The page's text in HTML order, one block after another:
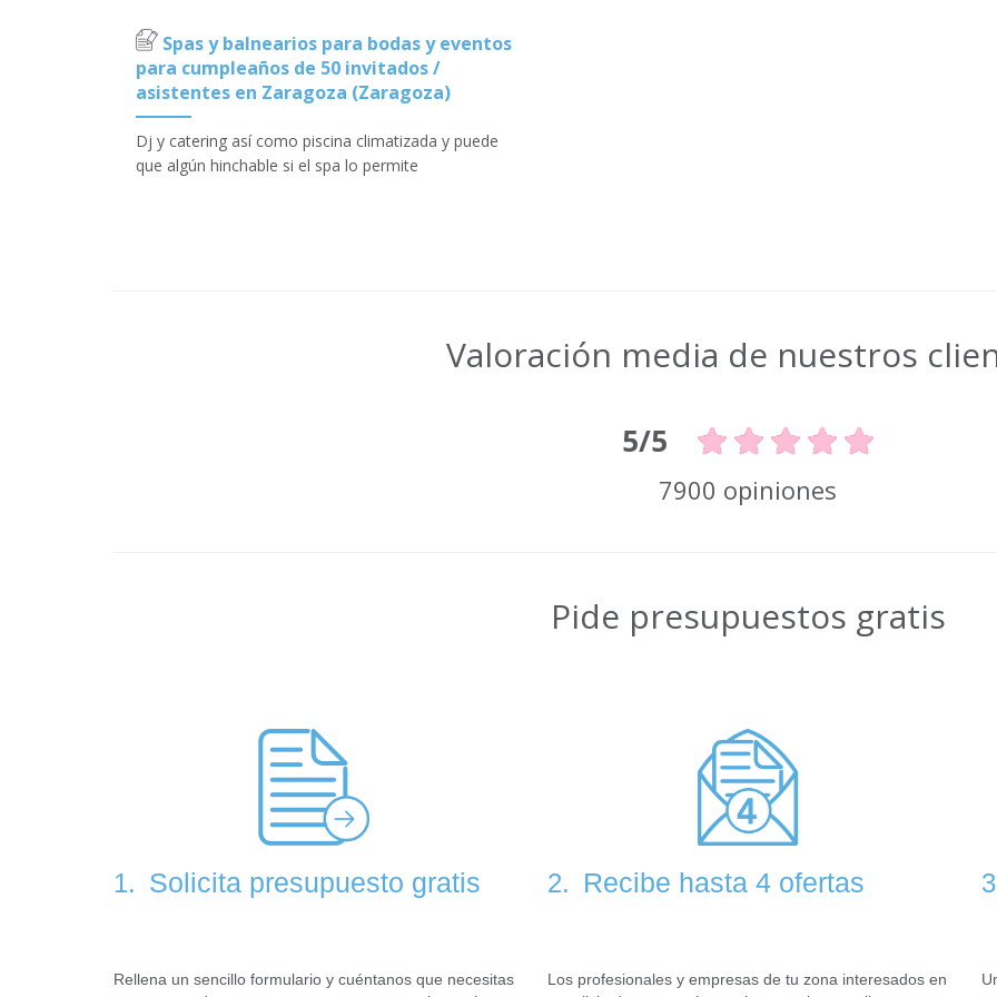
Spas y balnearios para bodas y eventos
para cumpleaños de 50 invitados /
asistentes en Zaragoza (Zaragoza)
Dj y catering así como piscina climatizada y puede
que algún hinchable si el spa lo permite
Valoración media de nuestros
5/5
7900 opiniones
Pide presupuestos gratis
1. Solicita presupuesto gratis
Rellena un sencillo formulario y cuéntanos que necesitas
2. Recibe hasta 4 ofertas
Los profesionales y empresas de tu zona interesados en